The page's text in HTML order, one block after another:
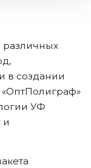
в создании
УФ
и